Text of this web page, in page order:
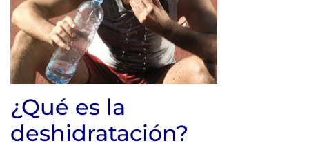
¿Qué es la
deshidratación?